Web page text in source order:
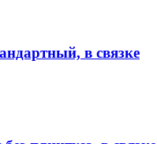
в связке